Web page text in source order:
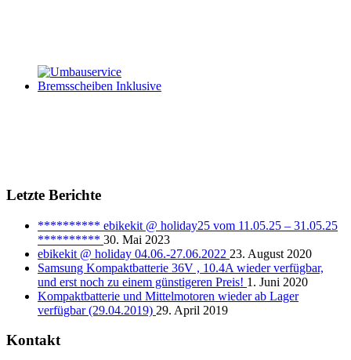
Letzte Berichte
********** ebikekit @ holiday25 vom 11.05.25 – 31.05.25
********** 30. Mai 2023
ebikekit @ holiday 04.06.-27.06.2022 23. August 2020
Samsung Kompaktbatterie 36V , 10.4A wieder verfügbar,
und erst noch zu einem günstigeren Preis! 1. Juni 2020
Kompaktbatterie und Mittelmotoren wieder ab Lager
verfügbar (29.04.2019) 29. April 2019
Kontakt